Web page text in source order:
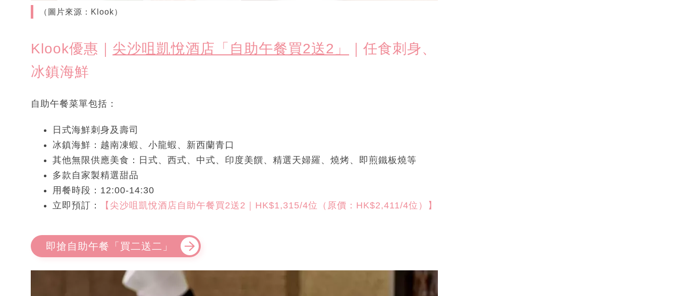
（圖片來源：Klook）
Klook優惠｜ 尖沙咀凱悅酒店「自助午餐買2送2」
｜任食刺身、
冰鎮海鮮
自助午餐菜單包括：
日式海鮮刺身及壽司
冰鎮海鮮：越南凍蝦、小龍蝦、新西蘭青口
其他無限供應美食：日式、西式、中式、印度美饌、精選天婦羅、燒烤、即煎鐵板燒等
多款自家製精選甜品
用餐時段：12:00-14:30
立即預訂：
【尖沙咀凱悅酒店自助午餐買2送2｜HK$1,315/4位（原價：HK$2,411/4位）】
即搶自助午餐「買二送二」